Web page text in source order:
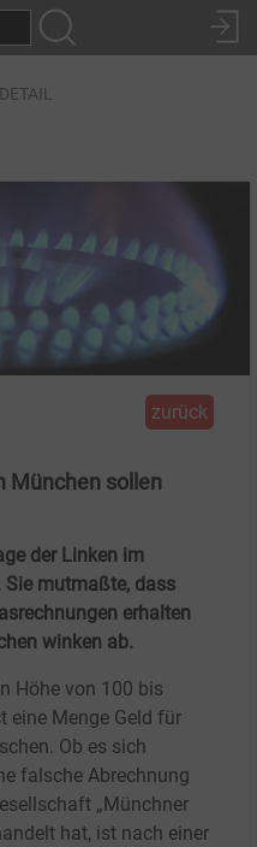
DETAIL
zurück
München sollen
der Linken im
mutmaßte, dass
erhalten
winken ab.
Höhe von 100 bis
eine Menge Geld für
Ob es sich
falsche Abrechnung
„Münchner
hat, ist nach einer